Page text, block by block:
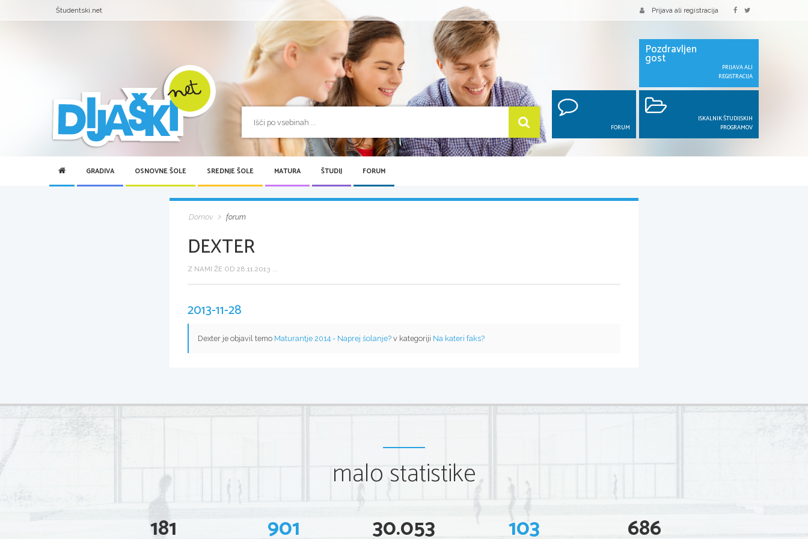
Študentski.net Prijava ali registracija
Pozdravljen
gost
PRIJAVA ALI
REGISTRACIJA
FORUM
ISKALNIK ŠTUDIJSKIH
PROGRAMOV
GRADIVA OSNOVNE ŠOLE SREDNJE ŠOLE MATURA ŠTUDIJ FORUM
Domov forum
DEXTER
Z NAMI ŽE OD 28.11.2013 ...
2013-11-28
Dexter je objavil temo Maturantje 2014 - Naprej šolanje? v kategoriji Na kateri faks?
malo statistike
181 901 30.053 103 686